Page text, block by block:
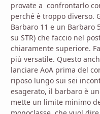
provate a confrontarlo
perché è troppo diverso.
Barbaro 11 e un Barbaro
su STR) che faccio nel
chiaramente superiore.
più versatile. Questo
lanciare AoA prima del
riposo lungo sui sei
esagerato, il barbaro è
mette un limite minimo